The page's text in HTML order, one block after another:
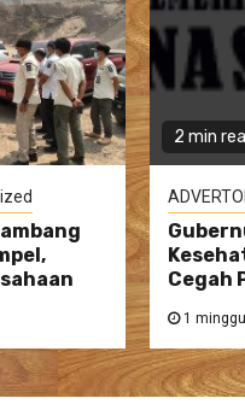
2 min
Cegah
1